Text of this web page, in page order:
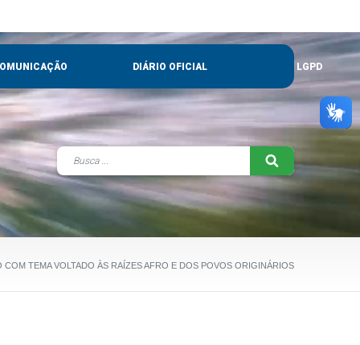
DIÁRIO OFICIAL LGPD
COM TEMA VOLTADO ÀS RAÍZES AFRO E DOS POVOS ORIGINÁRIOS